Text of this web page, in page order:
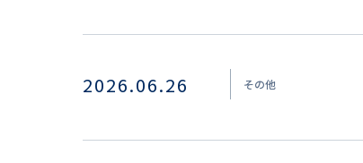
2026.06.26 その他